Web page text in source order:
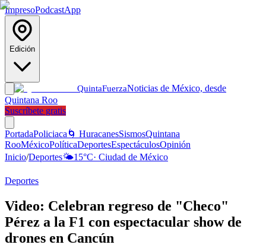
ImpresoPodcastApp
Edición
QuintaFuerzaNoticias de México, desde
Quintana Roo
Suscríbete gratis
PortadaPoliciaca 🌀 HuracanesSismosQuintana
RooMéxicoPolíticaDeportesEspectáculosOpinión
Inicio/Deportes🌤️15°C· Ciudad de México
Deportes
Video: Celebran regreso de "Checo"
Pérez a la F1 con espectacular show de
drones en Cancún